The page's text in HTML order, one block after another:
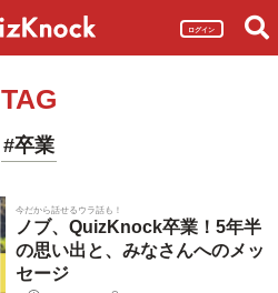
ログイン
TAG
#卒業
今だから話せるウラ話も！
ノブ、QuizKnock卒業！5年半
の思い出と、みなさんへのメッ
セージ